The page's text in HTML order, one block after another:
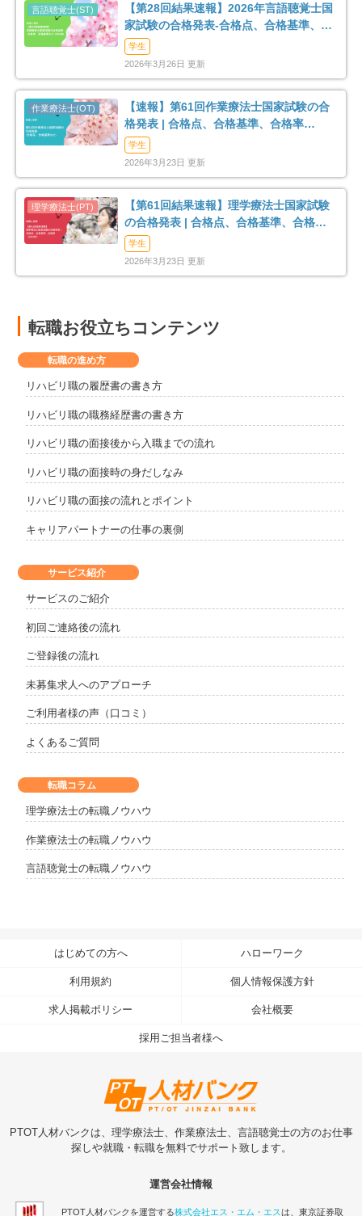
【第28回結果速報】2026年言語聴覚士国
家試験の合格発表-合格点、合格基準、合
格率など-
学生
2026年3月26日 更新
【速報】第61回作業療法士国家試験の合
格発表 | 合格点、合格基準、合格率
（2026年）
学生
2026年3月23日 更新
【第61回結果速報】理学療法士国家試験
の合格発表 | 合格点、合格基準、合格率
（2026年）
学生
2026年3月23日 更新
転職お役立ちコンテンツ
サービス紹介
サービスのご紹介
初回ご連絡後の流れ
ご登録後の流れ
未募集求人へのアプローチ
ご利用者様の声（口コミ）
よくあるご質問
転職の進め方
リハビリ職の履歴書の書き方
リハビリ職の職務経歴書の書き方
リハビリ職の面接後から入職までの流れ
リハビリ職の面接時の身だしなみ
リハビリ職の面接の流れとポイント
キャリアパートナーの仕事の裏側
転職コラム
理学療法士の転職ノウハウ
作業療法士の転職ノウハウ
言語聴覚士の転職ノウハウ
はじめての方へ ハローワーク
利用規約 個人情報保護方針
求人掲載ポリシー 会社概要
採用ご担当者様へ
PTOT人材バンクは、理学療法士、作業療法士、言語聴覚士の方のお仕事
探しや就職・転職を無料でサポート致します。
運営会社情報
PTOT人材バンクを運営する株式会社エス・エム・エスは、東京証券取